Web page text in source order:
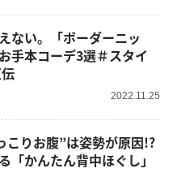
ない。「ボーダーニッ
手本コーデ3選＃スタイ
2022.11.25
こりお腹”は姿勢が原因!?
「かんたん背中ほぐし」